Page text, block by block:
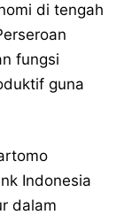
di tengah
fungsi
guna
Indonesia
dalam